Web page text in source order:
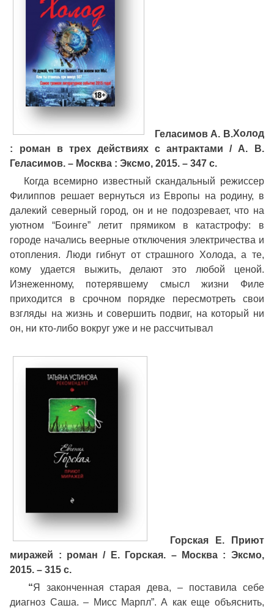
Геласимов А. В.Холод
: роман в трех действиях с антрактами / А. В.
Геласимов. – Москва : Эксмо, 2015. – 347 с.
Когда всемирно известный скандальный режиссер
Филиппов решает вернуться из Европы на родину, в
далекий северный город, он и не подозревает, что на
уютном “Боинге” летит прямиком в катастрофу: в
городе начались веерные отключения электричества и
отопления. Люди гибнут от страшного Холода, а те,
кому удается выжить, делают это любой ценой.
Изнеженному, потерявшему смысл жизни Филе
приходится в срочном порядке пересмотреть свои
взгляды на жизнь и совершить подвиг, на который ни
он, ни кто-либо вокруг уже и не рассчитывал
Горская Е. Приют
миражей : роман / Е. Горская. – Москва : Эксмо,
2015. – 315 с.
“Я законченная старая дева, – поставила себе
диагноз Саша. – Мисс Марпл”. А как еще объяснить,